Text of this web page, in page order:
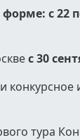
с 22
с 30
тура